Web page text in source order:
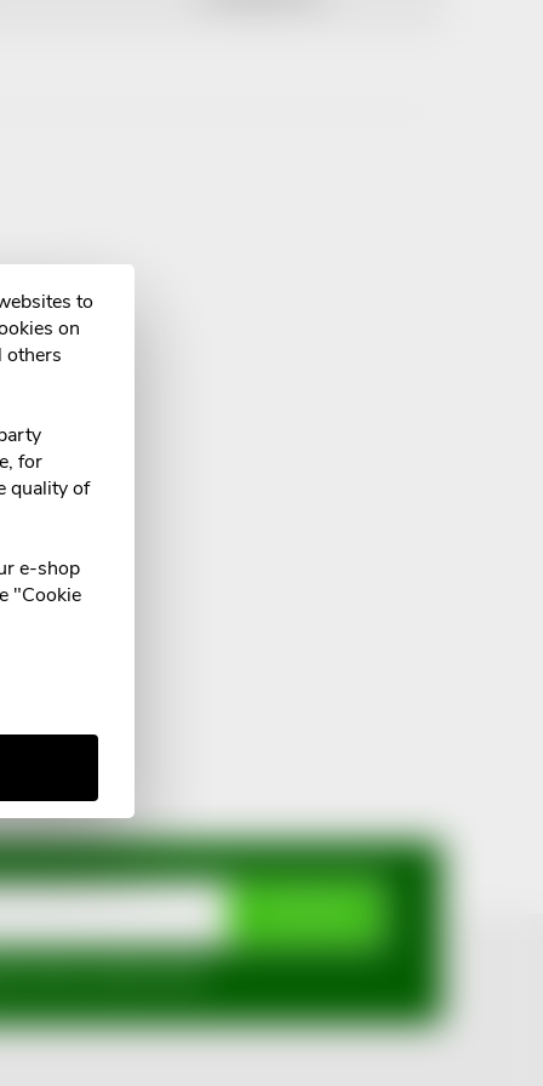
to
on
others
for
quality of
e-shop
"Cookie
ochrany osobních údajů